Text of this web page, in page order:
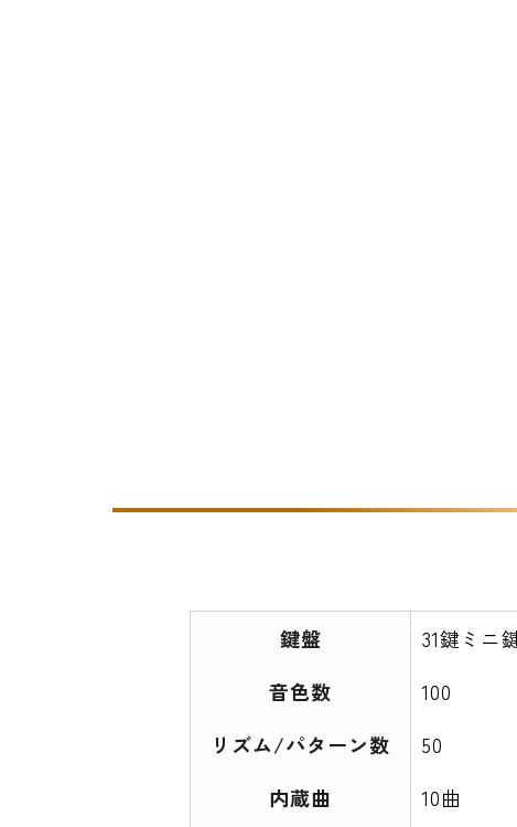
鍵盤
31鍵ミニ
音色数
100
リズム/パターン数
50
内蔵曲
10曲